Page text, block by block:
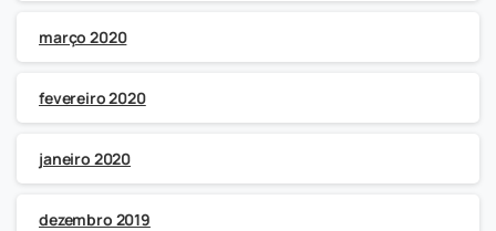
março 2020
fevereiro 2020
janeiro 2020
dezembro 2019